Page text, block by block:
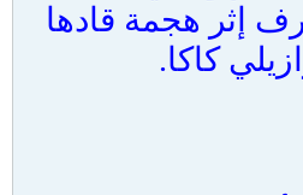
إثر هجمة قادها
كاكا.